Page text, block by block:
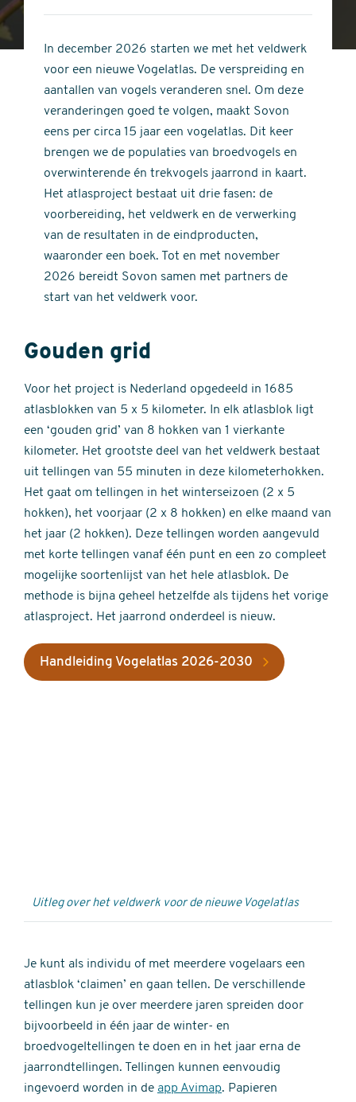
stars
of
stars
In december 2026 starten we met het veldwerk
voor een nieuwe Vogelatlas. De verspreiding en
aantallen van vogels veranderen snel. Om deze
veranderingen goed te volgen, maakt Sovon
eens per circa 15 jaar een vogelatlas. Dit keer
brengen we de populaties van broedvogels en
overwinterende én trekvogels jaarrond in kaart.
Het atlasproject bestaat uit drie fasen: de
voorbereiding, het veldwerk en de verwerking
van de resultaten in de eindproducten,
waaronder een boek. Tot en met november
2026 bereidt Sovon samen met partners de
start van het veldwerk voor.
Gouden grid
Voor het project is Nederland opgedeeld in 1685
atlasblokken van 5 x 5 kilometer. In elk atlasblok ligt
een ‘gouden grid’ van 8 hokken van 1 vierkante
kilometer. Het grootste deel van het veldwerk bestaat
uit tellingen van 55 minuten in deze kilometerhokken.
Het gaat om tellingen in het winterseizoen (2 x 5
hokken), het voorjaar (2 x 8 hokken) en elke maand van
het jaar (2 hokken). Deze tellingen worden aangevuld
met korte tellingen vanaf één punt en een zo compleet
mogelijke soortenlijst van het hele atlasblok. De
methode is bijna geheel hetzelfde als tijdens het vorige
atlasproject. Het jaarrond onderdeel is nieuw.
Handleiding Vogelatlas 2026-2030
Uitleg over het veldwerk voor de nieuwe Vogelatlas
Je kunt als individu of met meerdere vogelaars een
atlasblok ‘claimen’ en gaan tellen. De verschillende
tellingen kun je over meerdere jaren spreiden door
bijvoorbeeld in één jaar de winter- en
broedvogeltellingen te doen en in het jaar erna de
jaarrondtellingen. Tellingen kunnen eenvoudig
ingevoerd worden in de app Avimap. Papieren